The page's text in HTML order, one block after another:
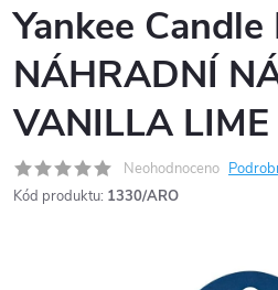
Yankee Candle
NÁHRADNÍ
VANILLA LIME
Neohodnoceno
Kód produktu: 1330/ARO